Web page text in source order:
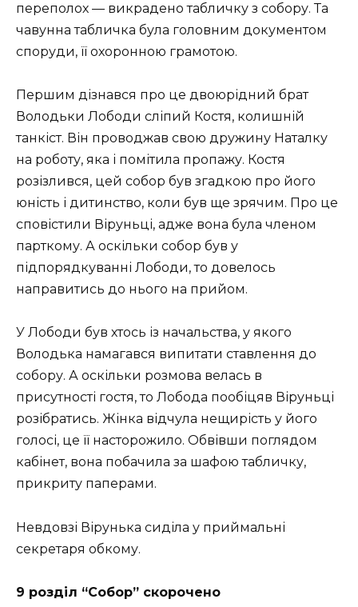
переполох — викрадено табличку з собору. Та
чавунна табличка була головним документом
споруди, її охоронною грамотою.
Першим дізнався про це двоюрідний брат
Володьки Лободи сліпий Костя, колишній
танкіст. Він проводжав свою дружину Наталку
на роботу, яка і помітила пропажу. Костя
розізлився, цей собор був згадкою про його
юність і дитинство, коли був ще зрячим. Про це
сповістили Віруньці, адже вона була членом
парткому. А оскільки собор був у
підпорядкуванні Лободи, то довелось
направитись до нього на прийом.
У Лободи був хтось із начальства, у якого
Володька намагався випитати ставлення до
собору. А оскільки розмова велась в
присутності гостя, то Лобода пообіцяв Віруньці
розібратись. Жінка відчула нещирість у його
голосі, це її насторожило. Обвівши поглядом
кабінет, вона побачила за шафою табличку,
прикриту паперами.
Невдовзі Вірунька сиділа у приймальні
секретаря обкому.
9 розділ “Собор” скорочено